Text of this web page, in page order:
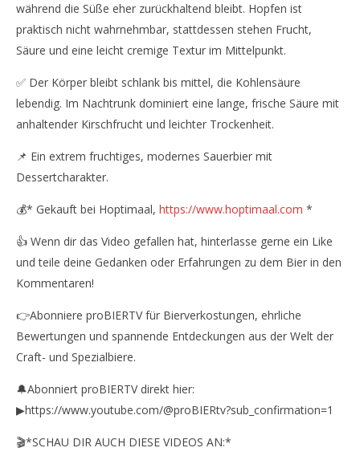
während die Süße eher zurückhaltend bleibt. Hopfen ist
praktisch nicht wahrnehmbar, stattdessen stehen Frucht,
Säure und eine leicht cremige Textur im Mittelpunkt.
✅ Der Körper bleibt schlank bis mittel, die Kohlensäure
lebendig. Im Nachtrunk dominiert eine lange, frische Säure mit
anhaltender Kirschfrucht und leichter Trockenheit.
📌 Ein extrem fruchtiges, modernes Sauerbier mit
Dessertcharakter.
💰* Gekauft bei Hoptimaal, https://www.hoptimaal.com *
👍 Wenn dir das Video gefallen hat, hinterlasse gerne ein Like
und teile deine Gedanken oder Erfahrungen zu dem Bier in den
Kommentaren!
👉Abonniere proBIERTV für Bierverkostungen, ehrliche
Bewertungen und spannende Entdeckungen aus der Welt der
Craft- und Spezialbiere.
🔔Abonniert proBIERTV direkt hier:
▶https://www.youtube.com/@proBIERtv?sub_confirmation=1
🎬*SCHAU DIR AUCH DIESE VIDEOS AN:*